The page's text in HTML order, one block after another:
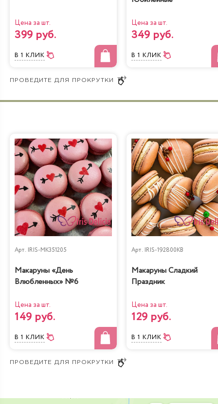
Сказка Тирамису
Цена за шт.
399 руб.
В 1 КЛИК
Цена за шт.
349 руб.
В 1 КЛИК
Арт. IRIS-MK351205
Макаруны «День
Влюбленных» №6
Цена за шт.
149 руб.
В 1 КЛИК
Арт. IRIS-192800KB
Макаруны Сладкий
Праздник
Цена за шт.
129 руб.
В 1 КЛИК